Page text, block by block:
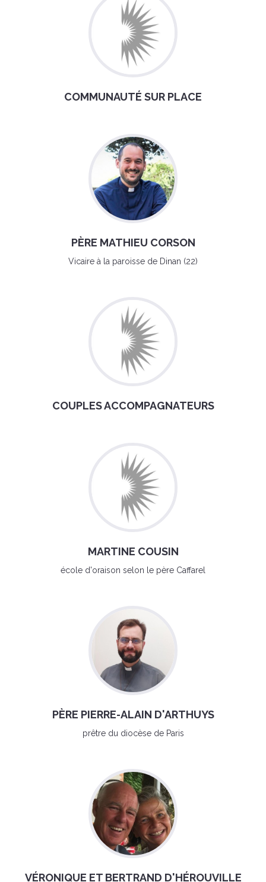
COMMUNAUTÉ SUR PLACE
PÈRE MATHIEU CORSON
Vicaire à la paroisse de Dinan (22)
COUPLES ACCOMPAGNATEURS
MARTINE COUSIN
école d'oraison selon le père Caffarel
PÈRE PIERRE-ALAIN D'ARTHUYS
prêtre du diocèse de Paris
VÉRONIQUE ET BERTRAND D'HÉROUVILLE